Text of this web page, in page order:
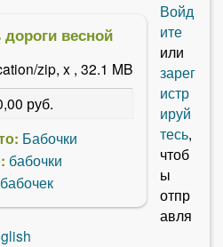
весной
zip, x , 32.1 MB
руб.
Бабочки
бабочки
Войд
ите
или
зарег
истр
ируй
тесь,
чтоб
ы
отпр
авля